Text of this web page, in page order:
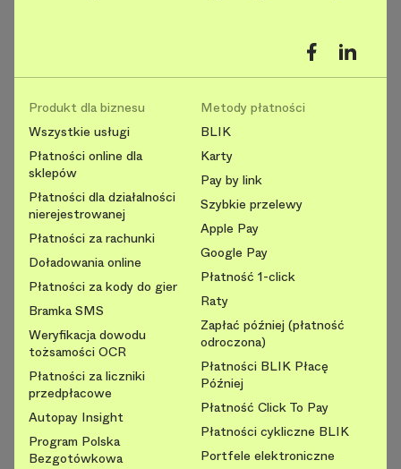
Produkt dla biznesu
Wszystkie usługi
Płatności online dla
sklepów
Płatności dla działalności
nierejestrowanej
Płatności za rachunki
Doładowania online
Płatności za kody do gier
Bramka SMS
Weryfikacja dowodu
tożsamości OCR
Płatności za liczniki
przedpłacowe
Autopay Insight
Program Polska
Bezgotówkowa
Metody płatności
BLIK
Karty
Pay by link
Szybkie przelewy
Apple Pay
Google Pay
Płatność 1-click
Raty
Zapłać później (płatność
odroczona)
Płatności BLIK Płacę
Później
Płatność Click To Pay
Płatności cykliczne BLIK
Portfele elektroniczne